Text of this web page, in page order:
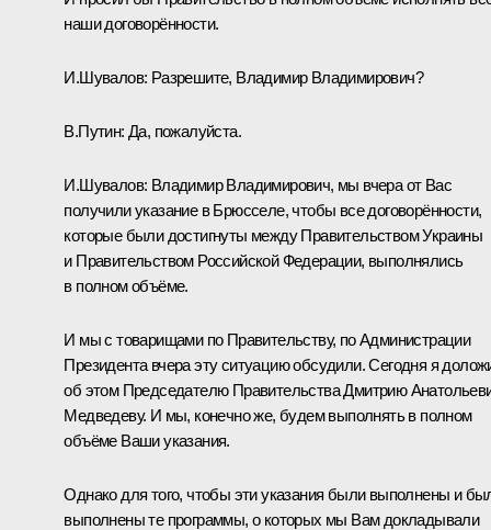
наши договорённости.
И.Шувалов: Разрешите, Владимир Владимирович?
В.Путин: Да, пожалуйста.
И.Шувалов: Владимир Владимирович, мы вчера от Вас
получили указание в Брюсселе, чтобы все договорённости,
которые были достигнуты между Правительством Украины
и Правительством Российской Федерации, выполнялись
в полном объёме.
И мы с товарищами по Правительству, по Администрации
Президента вчера эту ситуацию обсудили. Сегодня я
об этом Председателю Правительства Дмитрию
Медведеву. И мы, конечно же, будем выполнять в полном
объёме Ваши указания.
Однако для того, чтобы эти указания были выполнены и
выполнены те программы, о которых мы Вам докладывали